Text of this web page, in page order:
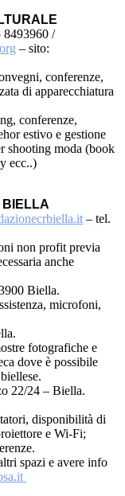
8493960 /
– sito:
conferenze,
di apparecchiatura
conferenze,
estivo e gestione
shooting moda (book
ecc..)
BIELLA
– tel.
non profit previa
anche
Biella.
microfoni,
fotografiche e
dove è possibile
22/24 – Biella.
disponibilità di
e Wi-Fi;
spazi e avere info